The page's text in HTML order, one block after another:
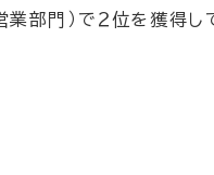
部門）で２位を獲得し